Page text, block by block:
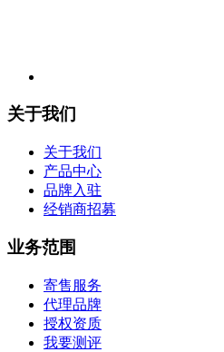
关于我们
关于我们
产品中心
品牌入驻
经销商招募
业务范围
寄售服务
代理品牌
授权资质
我要测评